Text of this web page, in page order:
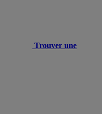
Trouver une